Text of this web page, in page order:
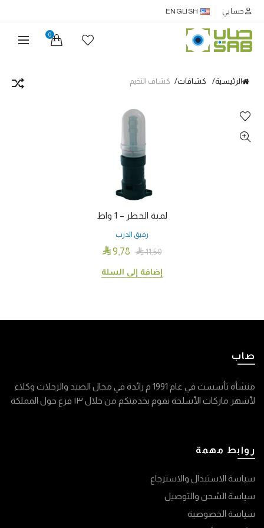
حسابي ENGLISH
0
الرئيسية كشافات كشاف التخيم
لمبة الخطر – 1 واط
رفيق الدرب

11٫50  9٫78
إضافة إلى السلة
صاب
منشأة تأسست في عام 1991 م رائدة في مجال الصيد والرحلات وكلاء
لأشهر ماركات الأسلحة نقوم بخدمتكم من خلال ١٣ فرع حول المملكة
روابط مهمة
سياسة الاستبدال والاسترجاع
سياسة الشحن والتوصيل
سياسة الخصوصية